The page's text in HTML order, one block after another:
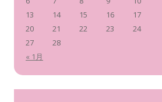
« 1月
13
14 15 16 17
20
21 22 23 24
27
28